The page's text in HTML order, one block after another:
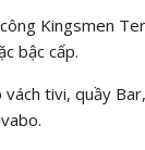
Kingsmen
bậc cấp.
tivi, quầy